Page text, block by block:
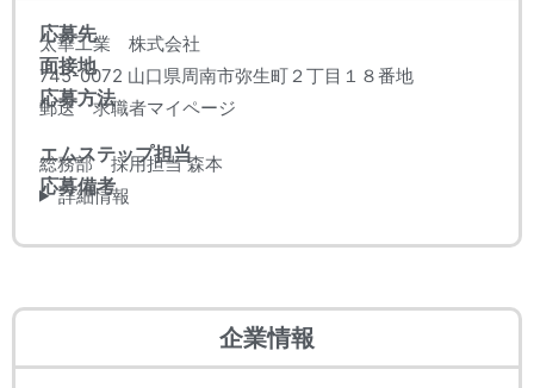
応募先
太華工業 株式会社
面接地
745-0072 山口県周南市弥生町２丁目１８番地
応募方法
郵送 求職者マイページ
エムステップ担当
総務部 採用担当 森本
応募備考
詳細情報
企業情報